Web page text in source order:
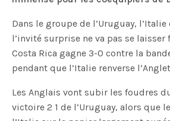
Dans le groupe de l’Uruguay, l’Italie
l’invité surprise ne va pas se laisser
Costa Rica gagne 3-0 contre la
pendant que l’Italie renverse
Les Anglais vont subir les foudres
victoire 2 1 de l’Uruguay, alors que